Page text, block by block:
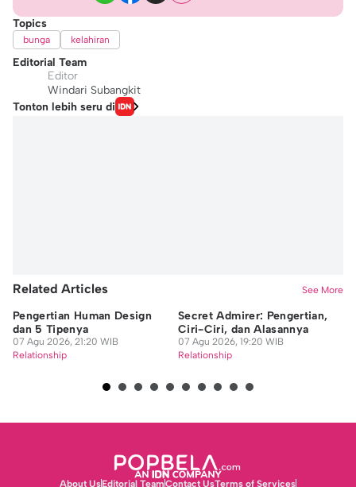
Topics
bunga kelahiran
Editorial Team
Editor
Windari Subangkit
Tonton lebih seru di
Related Articles See More
Pengertian Human Design
dan 5 Tipenya
07 Agu 2026, 21:20 WIB
Relationship
Secret Admirer: Pengertian,
Ciri-Ciri, dan Alasannya
07 Agu 2026, 19:20 WIB
Relationship
About UsEditorial TeamContact UsTerms of Services